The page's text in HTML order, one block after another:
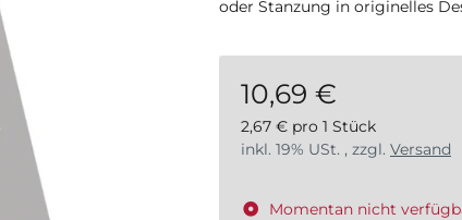
oder Stanzung in originelles
10,69 €
2,67 € pro 1 Stück
inkl. 19% USt. , zzgl. Versand
Momentan nicht